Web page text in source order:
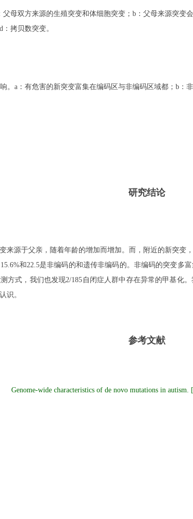
母双方来源的生殖突变和体细胞突变；b：父母来源突变
拷贝数突变。
。a：有危害的新突变富集在编码区与非编码区域都；b：
研究结论
源于父亲，随着年龄的增加而增加。而，附近的新突变
和22.5是非编码的和遗传非编码的。非编码的突变多
方式，我们也发现2/185自闭症人群中存在异常的甲基化
识。
参考文献
Genome-wide characteristics of de novo mutations in